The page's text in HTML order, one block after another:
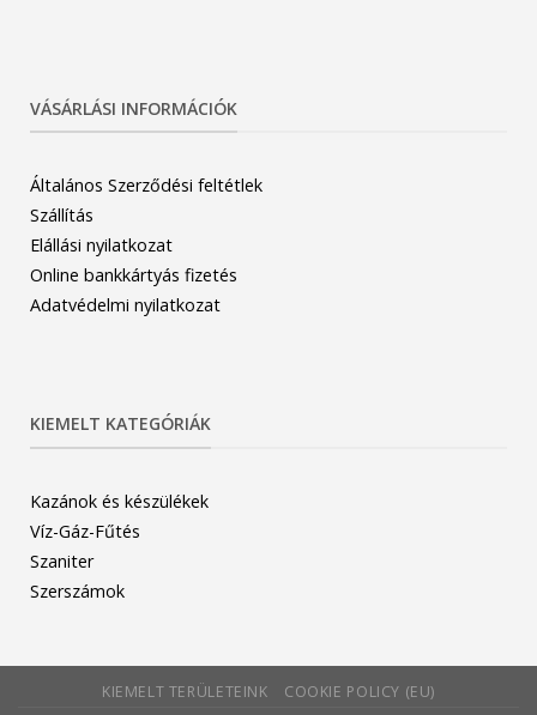
VÁSÁRLÁSI INFORMÁCIÓK
Általános Szerződési feltétlek
Szállítás
Elállási nyilatkozat
Online bankkártyás fizetés
Adatvédelmi nyilatkozat
KIEMELT KATEGÓRIÁK
Kazánok és készülékek
Víz-Gáz-Fűtés
Szaniter
Szerszámok
KIEMELT TERÜLETEINK COOKIE POLICY (EU)